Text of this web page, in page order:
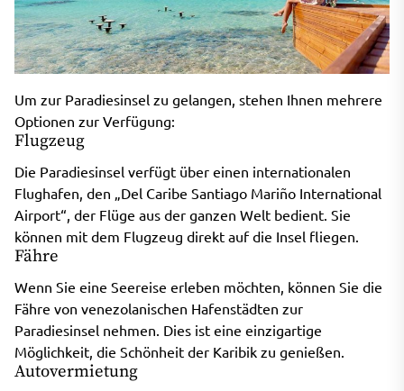
Um zur Paradiesinsel zu gelangen, stehen Ihnen mehrere
Optionen zur Verfügung:
Flugzeug
Die Paradiesinsel verfügt über einen internationalen
Flughafen, den „Del Caribe Santiago Mariño International
Airport“, der Flüge aus der ganzen Welt bedient. Sie
können mit dem Flugzeug direkt auf die Insel fliegen.
Fähre
Wenn Sie eine Seereise erleben möchten, können Sie die
Fähre von venezolanischen Hafenstädten zur
Paradiesinsel nehmen. Dies ist eine einzigartige
Möglichkeit, die Schönheit der Karibik zu genießen.
Autovermietung